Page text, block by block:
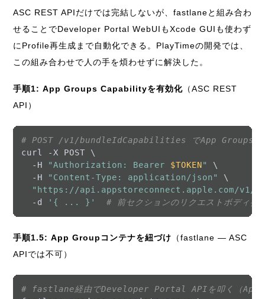
ASC REST APIだけでは完結しないが、fastlaneと組み合わ
せることでDeveloper Portal WebUIもXcode GUIも使わず
にProfile再生成まで自動化できる。PlayTimeの開発では、
この組み合わせで人の手を煩わせずに解決した。
手順1: App Groups Capabilityを有効化 （ASC REST
API）
# POST /v1/bundleIdCapabilities でApp Groups
curl -X POST \
  -H
"Authorization: Bearer $TOKEN"
\
  -H
"Content-Type: application/json"
\
"https://api.appstoreconnect.apple.com/v1/
  -d
'{ ... }' # 前セクションのリクエストボディ参
手順1.5: App Groupコンテナを紐づけ （fastlane — ASC
APIでは不可）
# fastlane経由でDeveloper Portal APIを叩く（